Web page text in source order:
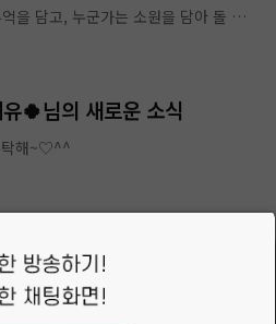
누군가는 추억을 담고, 누군가는 소원을 담아 돌 하나를 조용히 올리고 간다. 나도 가만히 돌 하나를 얹어본다. 소원도 함께 얹어본다. 무너지지 않았으면 좋겠다. 돌탑이 아니라, 지금의 내 마음이...
🍀님의 새로운 소식
탁해~♡^^
는 나만의 방법 ㅎ